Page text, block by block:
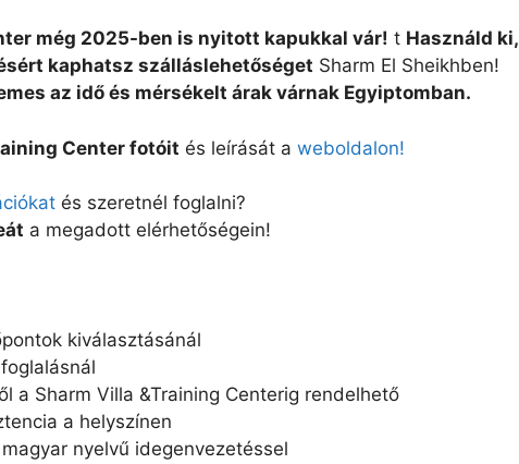
még 2025-ben is nyitott kapukkal vár! t Használd ki,
kaphatsz szálláslehetőséget Sharm El Sheikhben!
az idő és mérsékelt árak várnak Egyiptomban.
Center fotóit és leírását a weboldalon!
és szeretnél foglalni?
a megadott elérhetőségein!
kiválasztásánál
a Sharm Villa &Training Centerig rendelhető
a helyszínen
nyelvű idegenvezetéssel